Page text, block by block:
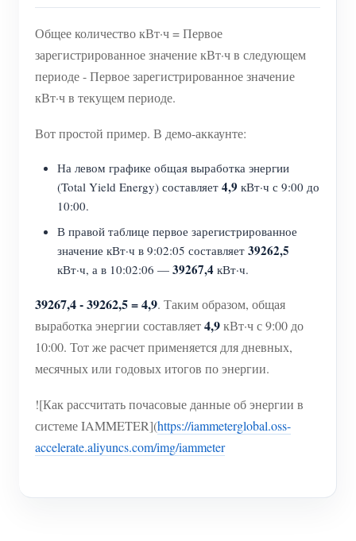
Общее количество кВт·ч = Первое
зарегистрированное значение кВт·ч в следующем
периоде - Первое зарегистрированное значение
кВт·ч в текущем периоде.
Вот простой пример. В демо-аккаунте:
На левом графике общая выработка энергии
(Total Yield Energy) составляет 4,9 кВт·ч с 9:00 до
10:00.
В правой таблице первое зарегистрированное
значение кВт·ч в 9:02:05 составляет 39262,5
кВт·ч, а в 10:02:06 — 39267,4 кВт·ч.
39267,4 - 39262,5 = 4,9. Таким образом, общая
выработка энергии составляет4,9кВт·ч с 9:00 до
10:00. Тот же расчет применяется для дневных,
месячных или годовых итогов по энергии.
![Как рассчитать почасовые данные об энергии в
системе IAMMETER](https://iammeterglobal.oss-
accelerate.aliyuncs.com/img/iammeter